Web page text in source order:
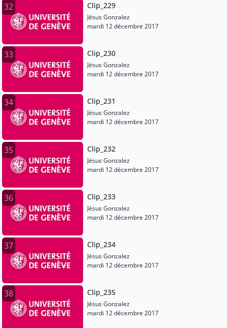
32 Clip_229
Jésus Gonzalez
mardi 12 décembre 2017
33 Clip_230
Jésus Gonzalez
mardi 12 décembre 2017
34 Clip_231
Jésus Gonzalez
mardi 12 décembre 2017
35 Clip_232
Jésus Gonzalez
mardi 12 décembre 2017
36 Clip_233
Jésus Gonzalez
mardi 12 décembre 2017
37 Clip_234
Jésus Gonzalez
mardi 12 décembre 2017
38 Clip_235
Jésus Gonzalez
mardi 12 décembre 2017